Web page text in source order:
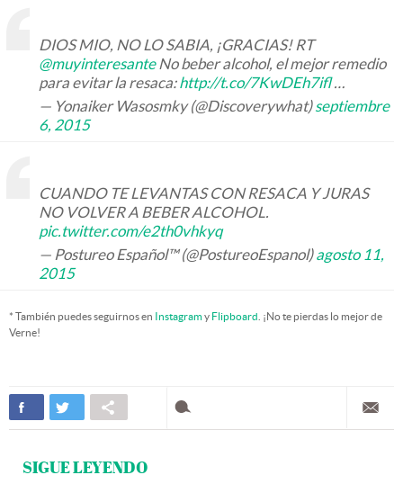
DIOS MIO, NO LO SABIA, ¡GRACIAS! RT
@muyinteresanteNo beber alcohol, el mejor remedio
para evitar la resaca:http://t.co/7KwDEh7ifl…
— Yonaiker Wasosmky (@Discoverywhat)septiembre
6, 2015
CUANDO TE LEVANTAS CON RESACA Y JURAS
NO VOLVER A BEBER ALCOHOL.
pic.twitter.com/e2th0vhkyq
— Postureo Español™ (@PostureoEspanol)agosto 11,
2015
* También puedes seguirnos en Instagramy Flipboard . ¡No te pierdas lo mejor de
Verne!
SIGUE LEYENDO